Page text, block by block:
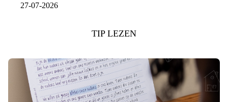
27-07-2026
TIP LEZEN